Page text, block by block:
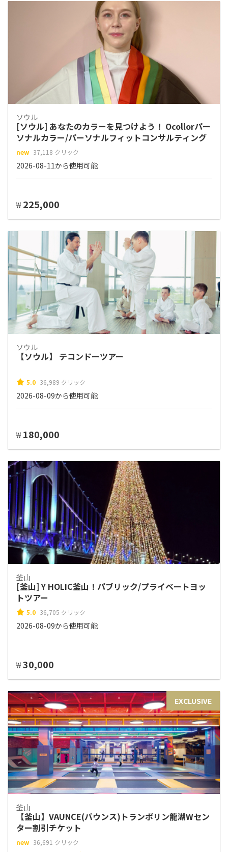
ソウル
[ソウル] あなたのカラーを見つけよう！ Ocollorパー
ソナルカラー/パーソナルフィットコンサルティング
new 37,118 クリック
2026-08-11から使用可能
₩ 225,000
ソウル
【ソウル】 テコンドーツアー
5.0 36,989 クリック
2026-08-09から使用可能
₩ 180,000
釜山
[釜山] Y HOLIC釜山！パブリック/プライベートヨッ
トツアー
5.0 36,705 クリック
2026-08-09から使用可能
₩30,000
EXCLUSIVE
釜山
【釜山】VAUNCE(バウンス)トランポリン龍湖Wセン
ター割引チケット
new 36,691 クリック